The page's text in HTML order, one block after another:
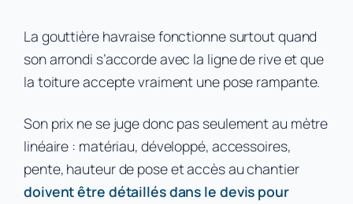
La gouttière havraise fonctionne surtout quand
son arrondi s’accorde avec la ligne de rive et que
la toiture accepte vraiment une pose rampante.
Son prix ne se juge donc pas seulement au mètre
linéaire : matériau, développé, accessoires,
pente, hauteur de pose et accès au chantier
doivent être détaillés dans le devis pour